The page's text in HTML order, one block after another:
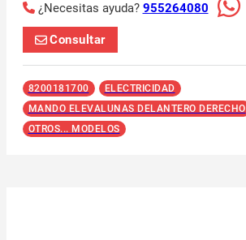
¿Necesitas ayuda? 955264080
Consultar
8200181700
ELECTRICIDAD
MANDO ELEVALUNAS DELANTERO DERECHO
OTROS... MODELOS